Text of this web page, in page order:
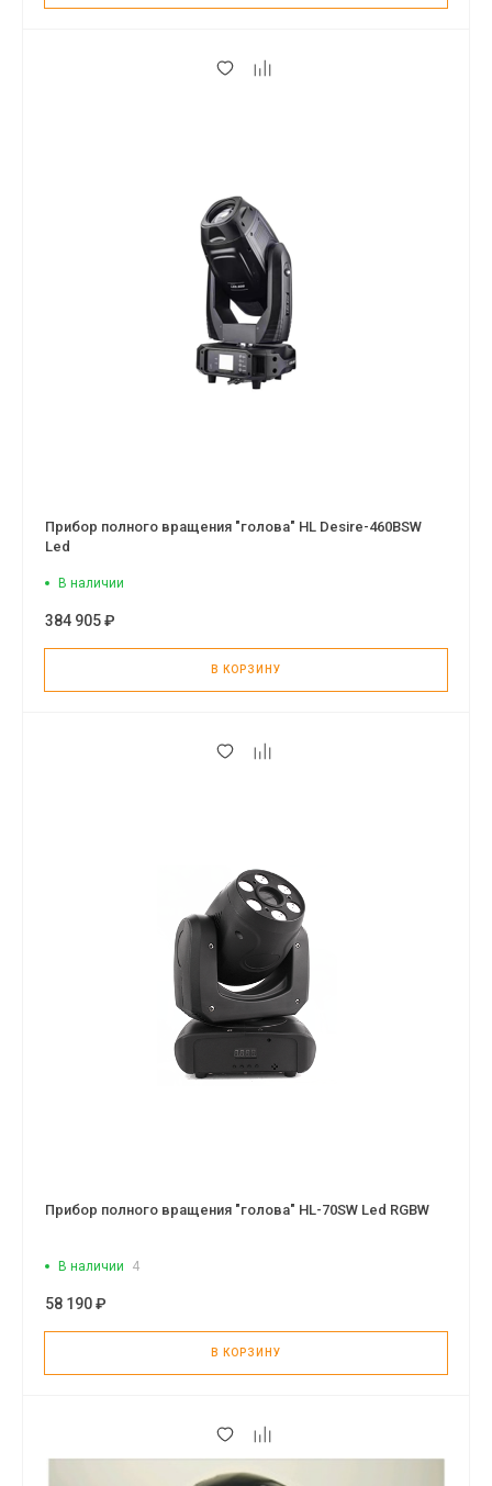
Прибор полного вращения "голова" HL Desire-460BSW
Led
В наличии
384 905 ₽
В КОРЗИНУ
Прибор полного вращения "голова" HL-70SW Led RGBW
В наличии 4
58 190 ₽
В КОРЗИНУ